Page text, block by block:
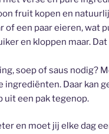
fruit kopen en
of een paar eieren, wat
en kloppen maar.
soep of saus nodig?
ingrediënten. Daar kan
uit een pak tegenop.
en moet jij elke dag